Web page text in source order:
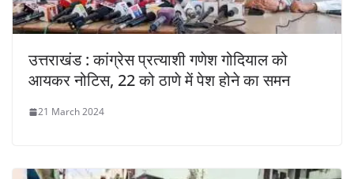
उत्तराखंड : कांग्रेस प्रत्याशी गणेश गोदियाल को
आयकर नोटिस, 22 को ठाणे में पेश होने का समन
21 March 2024